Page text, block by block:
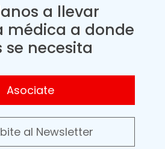
a llevar
médica a donde
se necesita
Asociate
al Newsletter